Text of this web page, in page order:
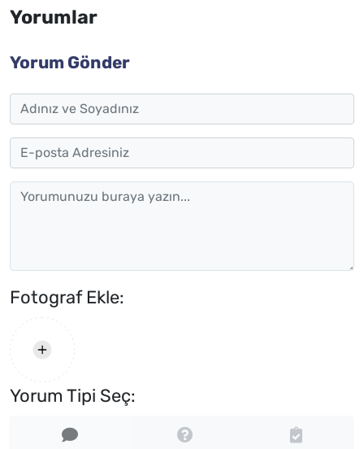
Yorumlar
Yorum Gönder
Fotograf Ekle:
Yorum Tipi Seç: